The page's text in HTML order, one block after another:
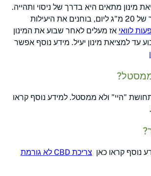
מינון מתאים היא בדרך של ניסוי ותהייה.
מתחילים במינון נמוך של 20 מ"ג ליום, בוחנים את היעילות
לוואי אז מעלים לאחר שבוע את המינון
עד למציאת מינון יעיל. מידע נוסף אפשר
.
צריכת CBD לא גורמת